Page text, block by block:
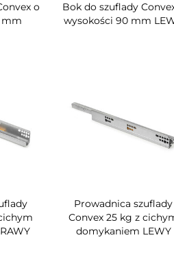
o
mm
Bok do szuflady
wysokości 90 mm
Prowadnica szuflady
Convex 25 kg z
domykaniem LEWY